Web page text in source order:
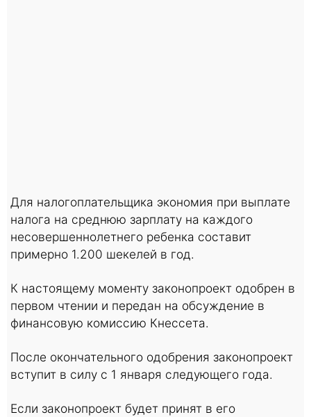
Для налогоплательщика экономия при выплате
налога на среднюю зарплату на каждого
несовершеннолетнего ребенка составит
примерно 1.200 шекелей в год.
К настоящему моменту законопроект одобрен в
первом чтении и передан на обсуждение в
финансовую комиссию Кнессета.
После окончательного одобрения законопроект
вступит в силу с 1 января следующего года.
Если законопроект будет принят в его